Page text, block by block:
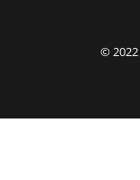
© 2022